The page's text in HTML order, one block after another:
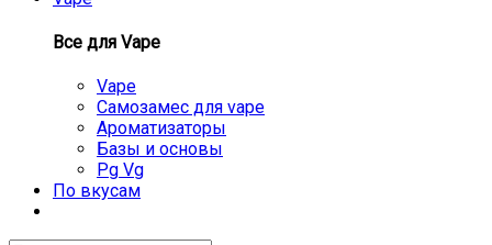
Все для Vape
Vape
Самозамес для vape
Ароматизаторы
Базы и основы
Pg Vg
По вкусам